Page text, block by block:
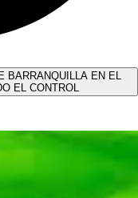
BARRANQUILLA EN EL
EL CONTROL